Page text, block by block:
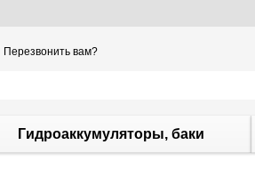
Перезвонить вам?
Гидроаккумуляторы, баки